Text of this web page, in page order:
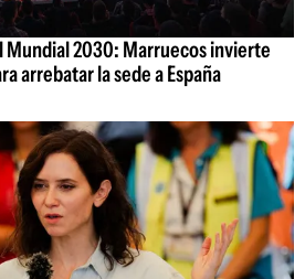
Mundial 2030: Marruecos invierte
arrebatar la sede a España